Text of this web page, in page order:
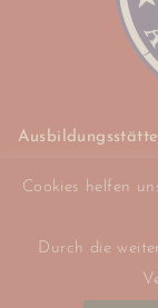
Copyright
Cookies helfen
Durch die